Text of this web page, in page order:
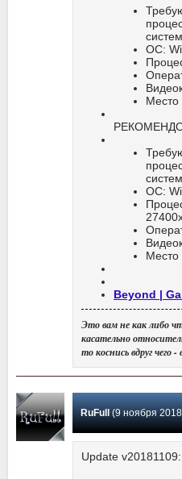
ОС:
Место
ОС:
Место
Beyond |
Это вам не как либо
касательно
то коснись вдруг
RuFull (9 ноября 2018
Update v20181109: